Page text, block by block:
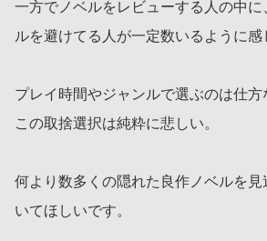
一方でノベルをレビューする人の中
ルを避けてる人が一定数いるように感
プレイ時間やジャンルで選ぶのは仕方
この取捨選択は純粋に悲しい。
何より数多くの隠れた良作ノベルを
いてほしいです。